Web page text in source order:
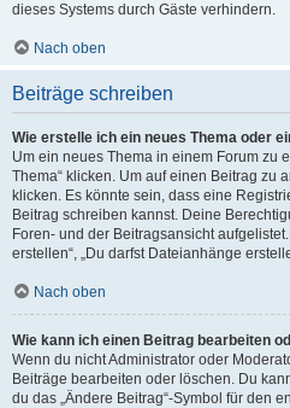
dieses Systems durch Gäste verhindern.
Nach oben
Beiträge schreiben
Wie erstelle ich ein neues Thema oder
Um ein neues Thema in einem Forum zu
Thema“ klicken. Um auf einen Beitrag zu
klicken. Es könnte sein, dass eine
Beitrag schreiben kannst. Deine
Foren- und der Beitragsansicht
erstellen“, „Du darfst Dateianhänge
Nach oben
Wie kann ich einen Beitrag bearbeiten
Wenn du nicht Administrator oder
Beiträge bearbeiten oder löschen. Du
du das „Ändere Beitrag“-Symbol für den